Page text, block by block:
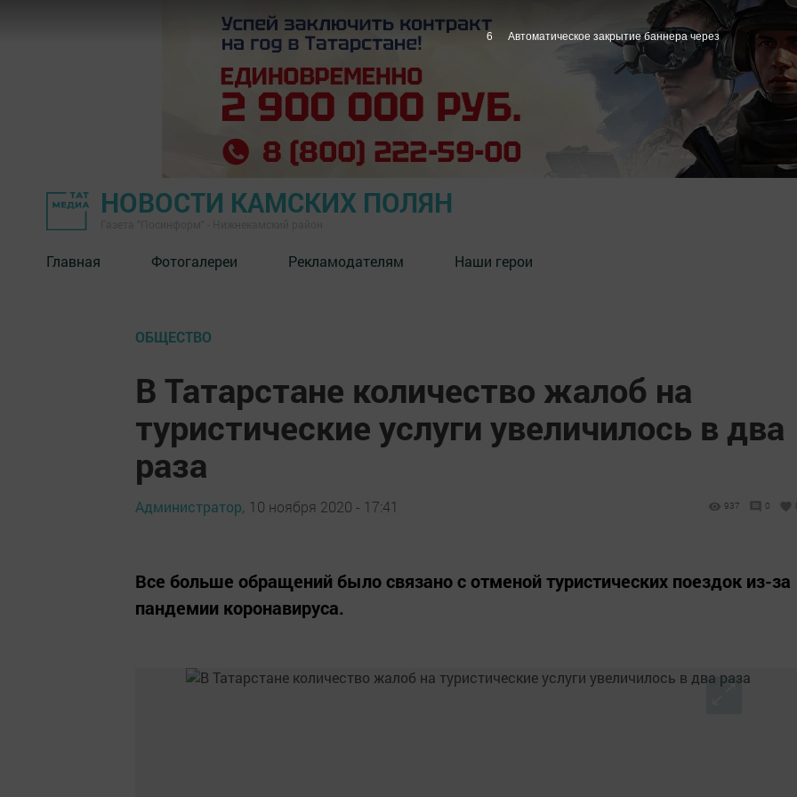
НОВОСТИ КАМСКИХ ПОЛЯН
Главная Фотогалереи Рекламодателям Наши герои
ОБЩЕСТВО
В Татарстане количество жалоб на
туристические услуги увеличилось в два
раза
Администратор, 10 ноября 2020 - 17:41 937 0
Все больше обращений было связано с отменой туристических поездок из-за
пандемии коронавируса.
5 Автоматическое закрытие баннера через